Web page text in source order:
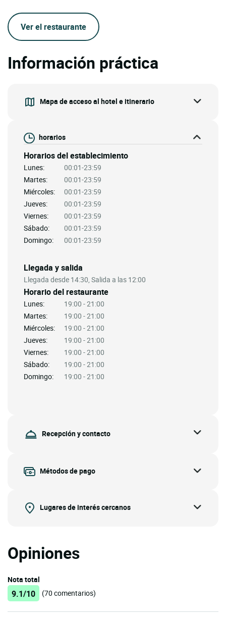
Ver el restaurante
Información práctica
Mapa de acceso al hotel e itinerario
horarios
Horarios del establecimiento
Lunes:
00:01-23:59
Martes:
00:01-23:59
Miércoles:
00:01-23:59
Jueves:
00:01-23:59
Viernes:
00:01-23:59
Sábado:
00:01-23:59
Domingo:
00:01-23:59
Llegada y salida
Llegada desde 14:30, Salida a las 12:00
Horario del restaurante
Lunes:
19:00 - 21:00
Martes:
19:00 - 21:00
Miércoles:
19:00 - 21:00
Jueves:
19:00 - 21:00
Viernes:
19:00 - 21:00
Sábado:
19:00 - 21:00
Domingo:
19:00 - 21:00
Recepción y contacto
Métodos de pago
Lugares de interés cercanos
Opiniones
Nota total
9.1/10 (70 comentarios)